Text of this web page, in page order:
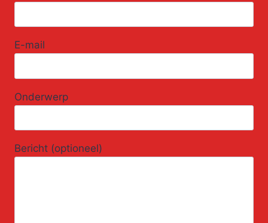
E-mail
Onderwerp
Bericht (optioneel)